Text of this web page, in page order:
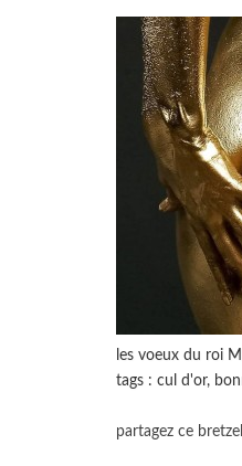
les voeux du roi
tags : cul d'or,
partagez ce